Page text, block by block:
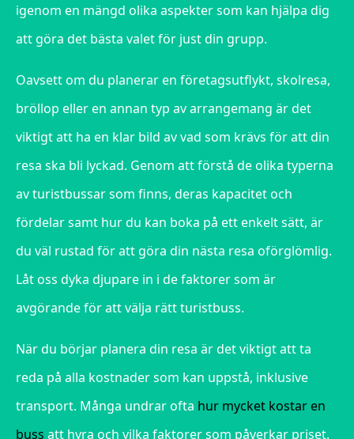
igenom en mängd olika aspekter som kan hjälpa dig
att göra det bästa valet för just din grupp.
Oavsett om du planerar en företagsutflykt, skolresa,
bröllop eller en annan typ av arrangemang är det
viktigt att ha en klar bild av vad som krävs för att din
resa ska bli lyckad. Genom att förstå de olika typerna
av turistbussar som finns, deras kapacitet och
fördelar samt hur du kan boka på ett enkelt sätt, är
du väl rustad för att göra din nästa resa oförglömlig.
Låt oss dyka djupare in i de faktorer som är
avgörande för att välja rätt turistbuss.
När du börjar planera din resa är det viktigt att ta
reda på alla kostnader som kan uppstå, inklusive
transport. Många undrar ofta hur mycket kostar en
buss att hyra och vilka faktorer som påverkar priset.